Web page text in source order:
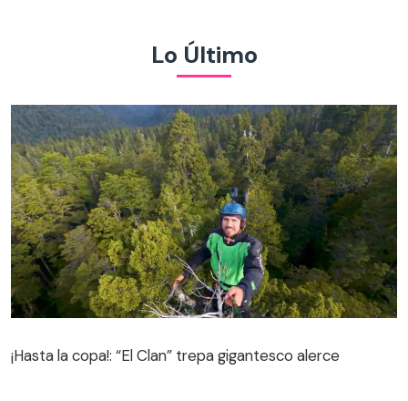
Lo Último
¡Hasta la copa!: “El Clan” trepa gigantesco alerce